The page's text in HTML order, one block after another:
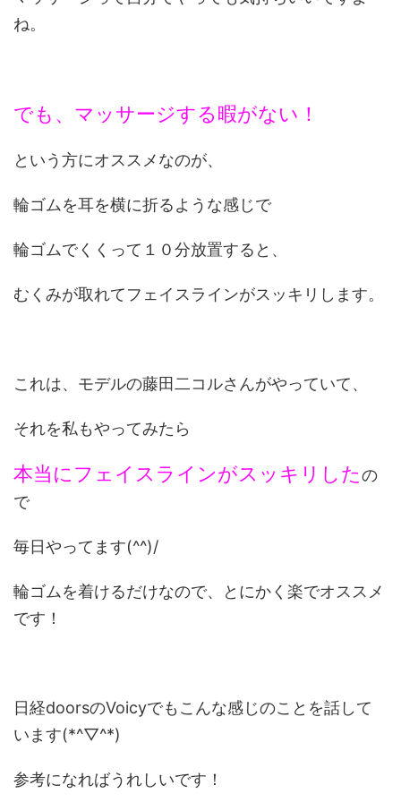
ね。
でも、マッサージする暇がない！
という方にオススメなのが、
輪ゴムを耳を横に折るような感じで
輪ゴムでくくって１０分放置すると、
むくみが取れてフェイスラインがスッキリします。
これは、モデルの藤田二コルさんがやっていて、
それを私もやってみたら
本当にフェイスラインがスッキリしたの
で
毎日やってます(^^)/
輪ゴムを着けるだけなので、とにかく楽でオススメ
です！
日経doorsのVoicyでもこんな感じのことを話して
います(*^▽^*)
参考になればうれしいです！